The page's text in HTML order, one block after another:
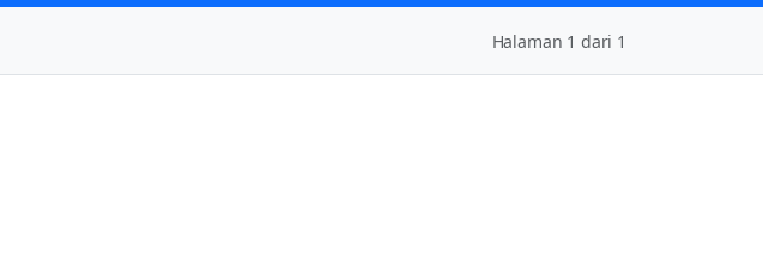
Halaman 1 dari 1